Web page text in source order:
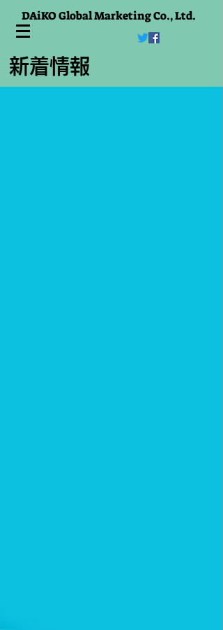
DAiKO Global Marketing Co., Ltd.
​新着情報